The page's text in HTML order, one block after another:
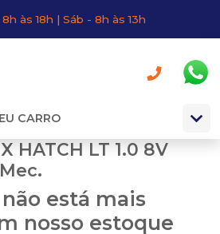
às 18h | Sáb - 8h às 13h
CARRO
HATCH LT 1.0 8V
está mais
nosso estoque